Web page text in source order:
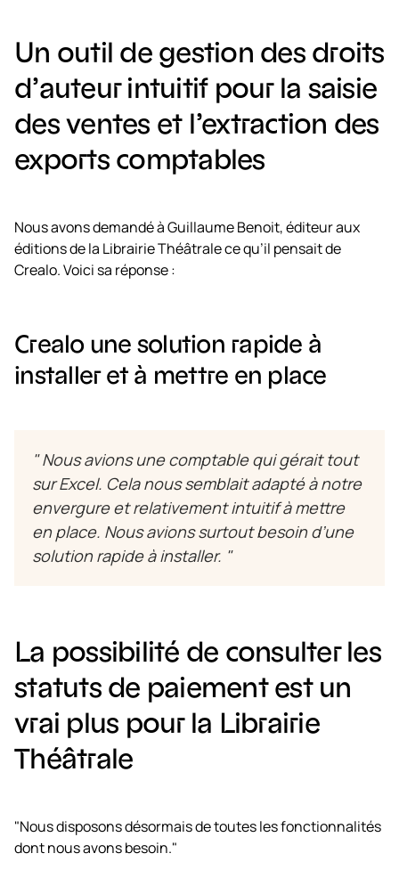
Un outil de gestion des droits
d’auteur intuitif pour la saisie
des ventes et l’extraction des
exports comptables
Nous avons demandé à Guillaume Benoit, éditeur aux
éditions de la Librairie Théâtrale ce qu’il pensait de
Crealo. Voici sa réponse :
Crealo une solution rapide à
installer et à mettre en place
" Nous avions une comptable qui gérait tout
sur Excel. Cela nous semblait adapté à notre
envergure et relativement intuitif à mettre
en place. Nous avions surtout besoin d’une
solution rapide à installer. "
La possibilité de consulter les
statuts de paiement est un
vrai plus pour la Librairie
Théâtrale
"Nous disposons désormais de toutes les fonctionnalités
dont nous avons besoin."